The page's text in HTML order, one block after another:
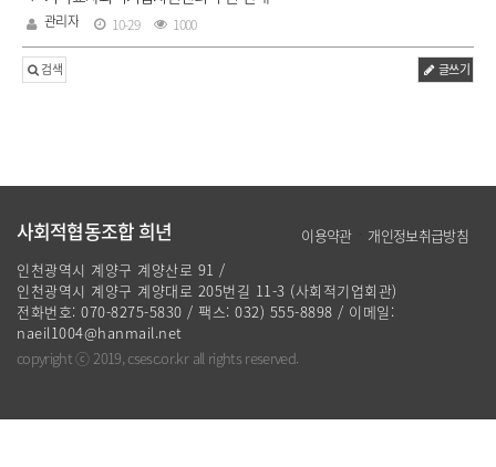
관리자 10-29 1000
검색 글쓰기
이용약관· 개인정보취급방침
사회적협동조합 희년
인천광역시 계양구 계양산로 91 /
인천광역시 계양구 계양대로 205번길 11-3 (사회적기업회관)
전화번호: 070-8275-5830 / 팩스: 032) 555-8898 / 이메일:
naeil1004@hanmail.net
copyright ⓒ 2019, csesc.or.kr all rights reserved.